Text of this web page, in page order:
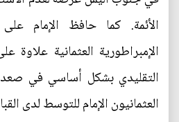
الأئمة. كما حافظ الإمام
الإمبراطورية العثمانية
التقليدي بشكل أساسي في
العثمانيون الإمام للتوسط لدى